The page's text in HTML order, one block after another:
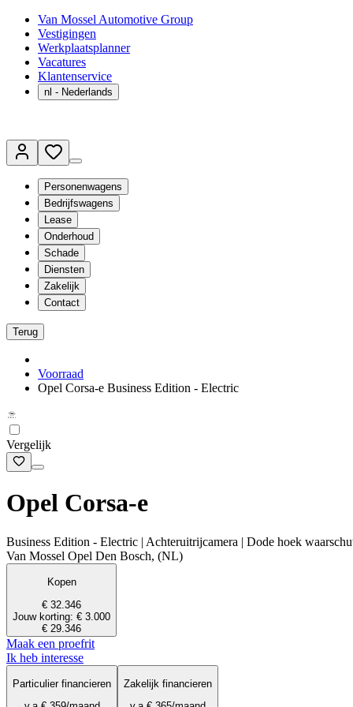
Van Mossel Automotive Group
Vestigingen
Werkplaatsplanner
Vacatures
Klantenservice
nl - Nederlands
Personenwagens
Bedrijfswagens
Lease
Onderhoud
Schade
Diensten
Zakelijk
Contact
Terug
Voorraad
Opel Corsa-e Business Edition - Electric
Vergelijk
Opel Corsa-e
Business Edition - Electric | Achteruitrijcamera | Dode hoek
Van Mossel Opel Den Bosch, (NL)
Kopen
€ 32.346
Jouw korting: € 3.000
€ 29.346
Maak een proefrit
Ik heb interesse
Particulier financieren
Zakelijk financieren